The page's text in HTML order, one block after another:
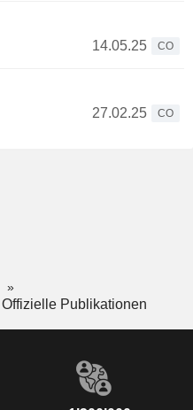
14.05.25
CO
27.02.25
CO
Offizielle Publikationen